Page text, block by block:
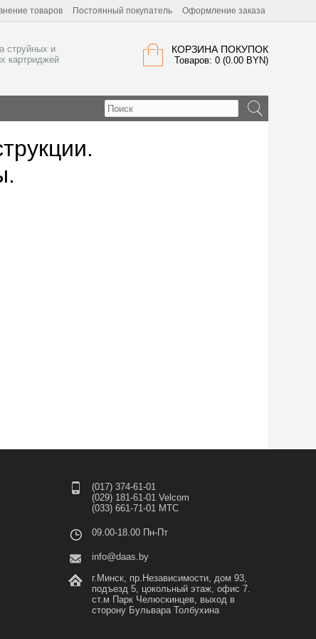
товаров Постоянный покупатель Оформление заказа
КОРЗИНА ПОКУПОК
Товаров: 0 (0.00 BYN)
струйных и
картриджей
(017) 374-61-01
(029) 181-61-01 Velcom
(033) 661-71-01 МТС
09.00-18.00 Пн-Пт
info@daas.by
г.Минск, пр.Независимости, дом 93,
подъезд 5, цокольный этаж, офис 7.
ст.м Парк Челюскинцев, выход в
сторону Бульвара Толбухина